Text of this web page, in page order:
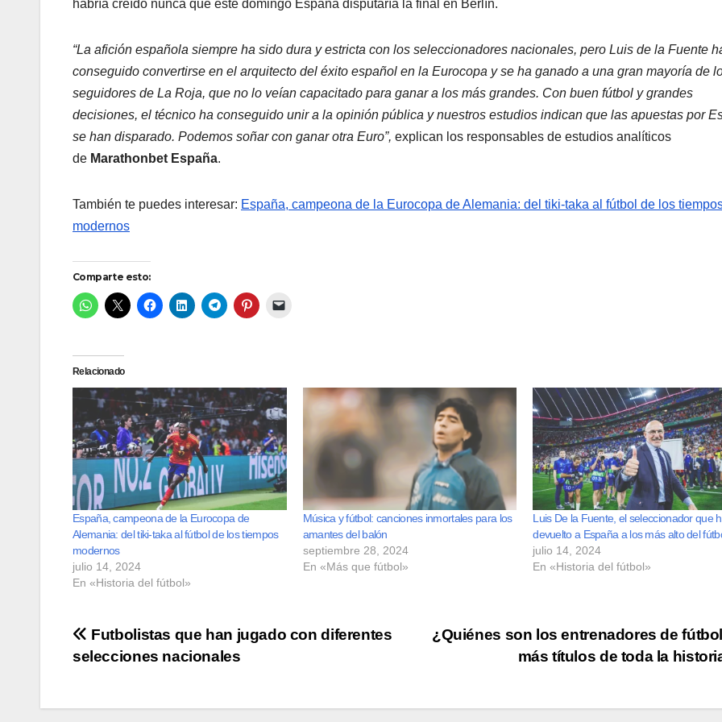
habría creído nunca que este domingo España disputaría la final en Berlín.
“La afición española siempre ha sido dura y estricta con los seleccionadores nacionales, pero Luis de la Fuente
conseguido convertirse en el arquitecto del éxito español en la Eurocopa y se ha ganado a una gran mayoría de
seguidores de La Roja, que no lo veían capacitado para ganar a los más grandes. Con buen fútbol y grandes
decisiones, el técnico ha conseguido unir a la opinión pública y nuestros estudios indican que las apuestas por
se han disparado. Podemos soñar con ganar otra Euro”, explican los responsables de estudios analíticos
de Marathonbet España.
También te puedes interesar: España, campeona de la Eurocopa de Alemania: del tiki-taka al fútbol de los
modernos
Comparte esto:
Relacionado
España, campeona de la Eurocopa de
Alemania: del tiki-taka al fútbol de los tiempos
modernos
julio 14, 2024
En «Historia del fútbol»
Música y fútbol: canciones inmortales para los
amantes del balón
septiembre 28, 2024
En «Más que fútbol»
Luis De la Fuente, el seleccionador que
devuelto a España a los más alto del
julio 14, 2024
En «Historia del fútbol»
Navegación
entradas
¿Quiénes son los entrenadores de
más títulos de toda la
Futbolistas que han jugado con diferentes
selecciones nacionales